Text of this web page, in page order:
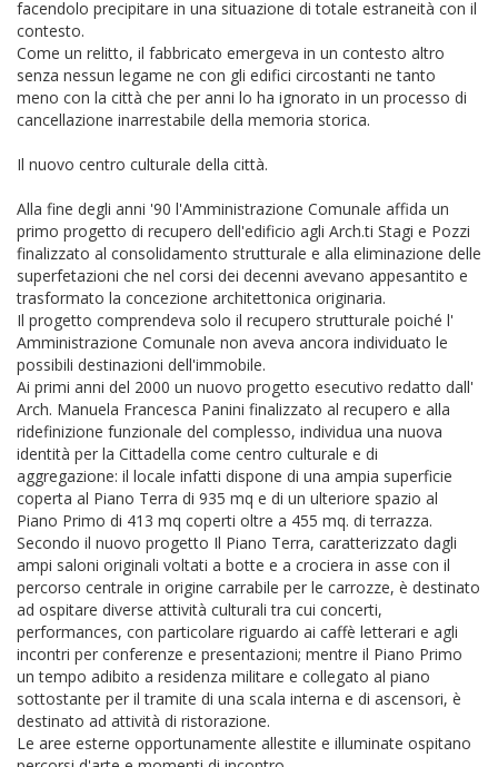
facendolo precipitare in una situazione di totale estraneità con il
contesto.
Come un relitto, il fabbricato emergeva in un contesto altro
senza nessun legame ne con gli edifici circostanti ne tanto
meno con la città che per anni lo ha ignorato in un processo di
cancellazione inarrestabile della memoria storica.
Il nuovo centro culturale della città.
Alla fine degli anni '90 l'Amministrazione Comunale affida un
primo progetto di recupero dell'edificio agli Arch.ti Stagi e Pozzi
finalizzato al consolidamento strutturale e alla eliminazione delle
superfetazioni che nel corsi dei decenni avevano appesantito e
trasformato la concezione architettonica originaria.
Il progetto comprendeva solo il recupero strutturale poiché l'
Amministrazione Comunale non aveva ancora individuato le
possibili destinazioni dell'immobile.
Ai primi anni del 2000 un nuovo progetto esecutivo redatto dall'
Arch. Manuela Francesca Panini finalizzato al recupero e alla
ridefinizione funzionale del complesso, individua una nuova
identità per la Cittadella come centro culturale e di
aggregazione: il locale infatti dispone di una ampia superficie
coperta al Piano Terra di 935 mq e di un ulteriore spazio al
Piano Primo di 413 mq coperti oltre a 455 mq. di terrazza.
Secondo il nuovo progetto Il Piano Terra, caratterizzato dagli
ampi saloni originali voltati a botte e a crociera in asse con il
percorso centrale in origine carrabile per le carrozze, è destinato
ad ospitare diverse attività culturali tra cui concerti,
performances, con particolare riguardo ai caffè letterari e agli
incontri per conferenze e presentazioni; mentre il Piano Primo
un tempo adibito a residenza militare e collegato al piano
sottostante per il tramite di una scala interna e di ascensori, è
destinato ad attività di ristorazione.
Le aree esterne opportunamente allestite e illuminate ospitano